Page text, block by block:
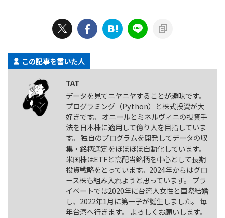
この記事を書いた人
TAT
データを見てニヤニヤすることが趣味です。
プログラミング（Python）と株式投資が大
好きです。 オニールとミネルヴィニの投資手
法を日本株に適用して億り人を目指していま
す。 独自のプログラムを開発してデータの収
集・銘柄選定をほぼほぼ自動化しています。
米国株はETFと高配当銘柄を中心として長期
投資戦略をとっています。2024年からはグロ
ース株も組み入れようと思っています。 プラ
イベートでは2020年に台湾人女性と国際結婚
し、2022年1月に第一子が誕生しました。 毎
年台湾へ行きます。 よろしくお願いします。